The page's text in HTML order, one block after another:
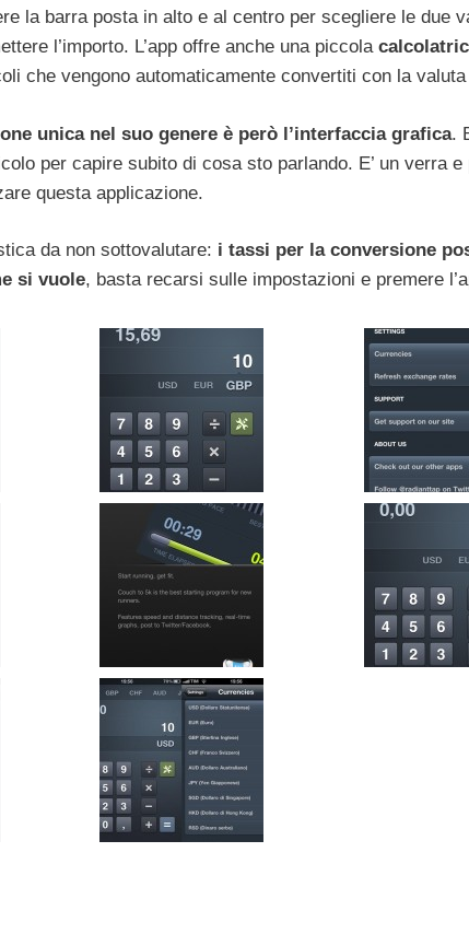
la barra posta in alto e al centro per scegliere le due
l’importo. L’app offre anche una piccola
che vengono automaticamente convertiti con la
unica nel suo genere è però l’interfaccia grafica.
per capire subito di cosa sto parlando. E’ un verra e
questa applicazione.
da non sottovalutare: i tassi per la conversione
si vuole, basta recarsi sulle impostazioni e premere